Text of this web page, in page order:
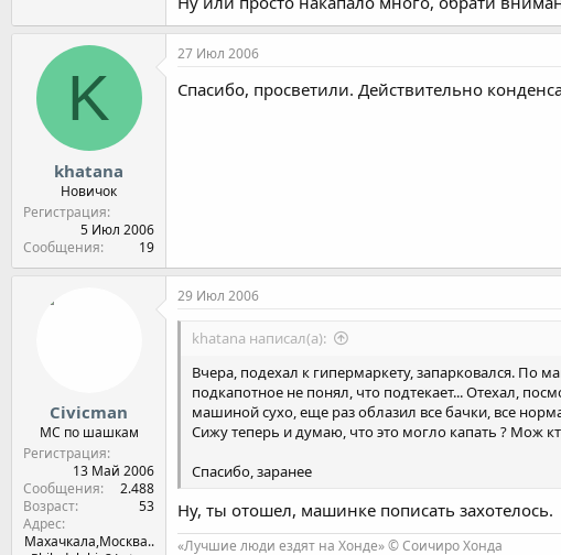
K
khatana
Новичок
Регистрация
5 Июл 2006
Сообщения
19
27 Июл 2006
Спасибо, просветили. Действительно
Civicman
МС по шашкам
Регистрация
13 Май 2006
Сообщения
2.488
Возраст
53
Адрес
Махачкала,Москва..
29 Июл 2006
khatana написал(а):
Вчера, подехал к гипермаркету, запарковался. По
подкапотное не понял, что подтекает... Отехал,
машиной сухо, еще раз облазил все бачки, все
Сижу теперь и думаю, что это могло капать ? Мож
Спасибо, заранее
Ну, ты отошел, машинке пописать захотелось.
«Лучшие люди ездят на Хонде» © Соичиро Хонда